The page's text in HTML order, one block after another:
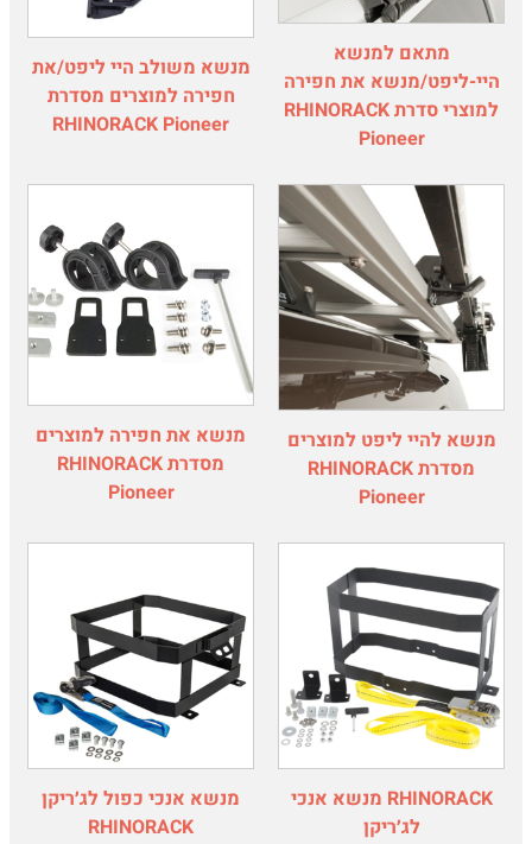
מתאם למנשא
היי-ליפט/מנשא את חפירה
למוצרי סדרת RHINORACK
Pioneer
מנשא משולב היי ליפט/את
חפירה למוצרים מסדרת
RHINORACK Pioneer
מנשא להיי ליפט למוצרים
מסדרת RHINORACK
Pioneer
מנשא את חפירה למוצרים
מסדרת RHINORACK
Pioneer
RHINORACK מנשא אנכי
לג׳ריקן
מנשא אנכי כפול לג׳ריקן
RHINORACK